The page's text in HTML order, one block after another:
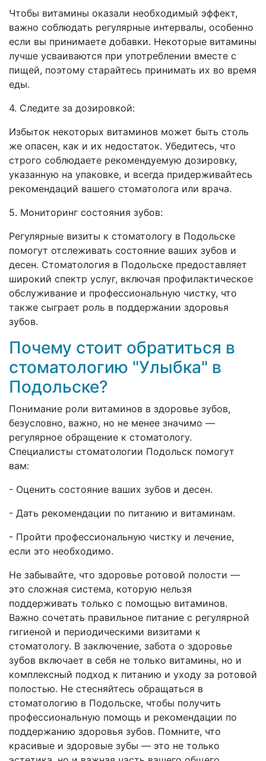
Чтобы витамины оказали необходимый эффект,
важно соблюдать регулярные интервалы, особенно
если вы принимаете добавки. Некоторые витамины
лучше усваиваются при употреблении вместе с
пищей, поэтому старайтесь принимать их во время
еды.
4. Следите за дозировкой:
Избыток некоторых витаминов может быть столь
же опасен, как и их недостаток. Убедитесь, что
строго соблюдаете рекомендуемую дозировку,
указанную на упаковке, и всегда придерживайтесь
рекомендаций вашего стоматолога или врача.
5. Мониторинг состояния зубов:
Регулярные визиты к стоматологу в Подольске
помогут отслеживать состояние ваших зубов и
десен. Стоматология в Подольске предоставляет
широкий спектр услуг, включая профилактическое
обслуживание и профессиональную чистку, что
также сыграет роль в поддержании здоровья
зубов.
Почему стоит обратиться в
стоматологию "Улыбка" в
Подольске?
Понимание роли витаминов в здоровье зубов,
безусловно, важно, но не менее значимо —
регулярное обращение к стоматологу.
Специалисты стоматологии Подольск помогут
вам:
- Оценить состояние ваших зубов и десен.
- Дать рекомендации по питанию и витаминам.
- Пройти профессиональную чистку и лечение,
если это необходимо.
Не забывайте, что здоровье ротовой полости —
это сложная система, которую нельзя
поддерживать только с помощью витаминов.
Важно сочетать правильное питание с регулярной
гигиеной и периодическими визитами к
стоматологу. В заключение, забота о здоровье
зубов включает в себя не только витамины, но и
комплексный подход к питанию и уходу за ротовой
полостью. Не стесняйтесь обращаться в
стоматологию в Подольске, чтобы получить
профессиональную помощь и рекомендации по
поддержанию здоровья зубов. Помните, что
красивые и здоровые зубы — это не только